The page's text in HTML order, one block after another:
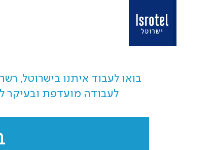
בואו לעבוד איתנו בישרוטל,
לעבודה מועדפת ובעיקר